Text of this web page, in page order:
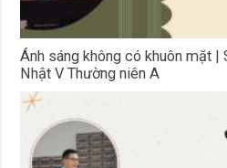
Ánh sáng không có khuôn mặt |
Nhật V Thường niên A